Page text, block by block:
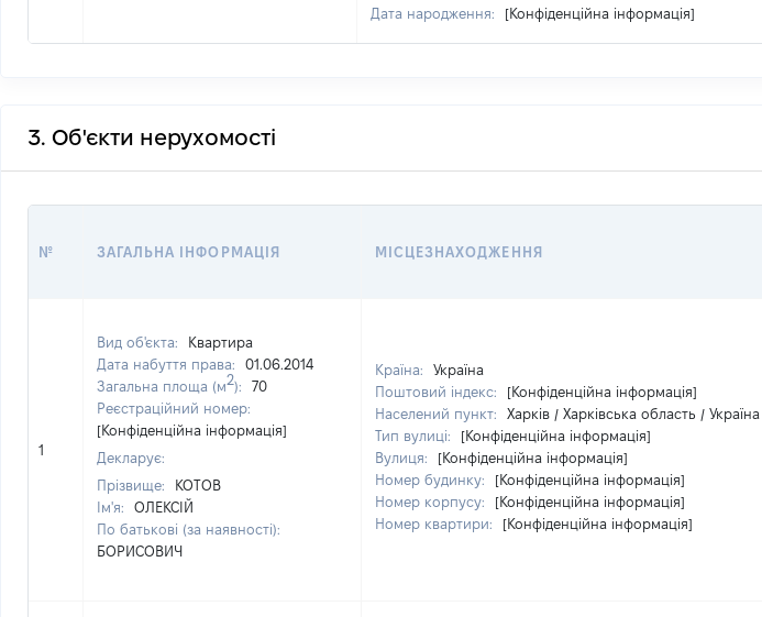
Дата народження:
[Конфіденційна інформація]
3. Об'єкти нерухомості
№ ЗАГАЛЬНА ІНФОРМАЦІЯ МІСЦЕЗНАХОДЖЕННЯ
1
Вид об'єкта:
Квартира
Дата набуття права:
01.06.2014
Загальна площа (м2):
70
Реєстраційний номер:
[Конфіденційна інформація]
Декларує:
Прізвище:
КОТОВ
Ім'я:
ОЛЕКСІЙ
По батькові (за наявності):
БОРИСОВИЧ
Країна:
Україна
Поштовий індекс:
[Конфіденційна інформація]
Населений пункт:
Харків / Харківська область / Україна
Тип вулиці:
[Конфіденційна інформація]
Вулиця:
[Конфіденційна інформація]
Номер будинку:
[Конфіденційна інформація]
Номер корпусу:
[Конфіденційна інформація]
Номер квартири:
[Конфіденційна інформація]